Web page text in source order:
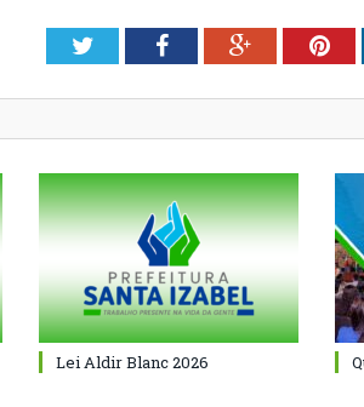
TwitterFacebookGoogle+
Lei Aldir Blanc 2026